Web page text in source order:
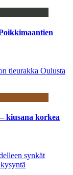
tieurakka Oulusta
kiusana korkea
synkät